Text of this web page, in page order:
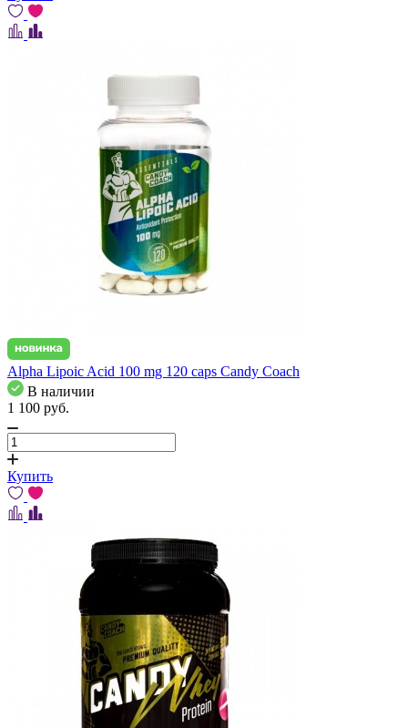
Alpha Lipoic Acid 100 mg 120 caps Candy Coach
В наличии
1 100 pуб.
Купить